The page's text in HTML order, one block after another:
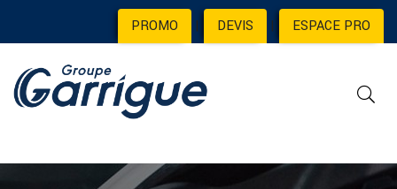
PROMO | DEVIS | ESPACE PRO